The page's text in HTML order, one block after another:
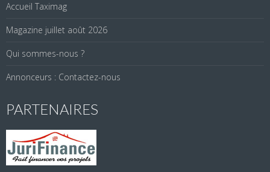
Accueil Taximag
Magazine juillet août 2026
Qui sommes-nous ?
Annonceurs : Contactez-nous
PARTENAIRES